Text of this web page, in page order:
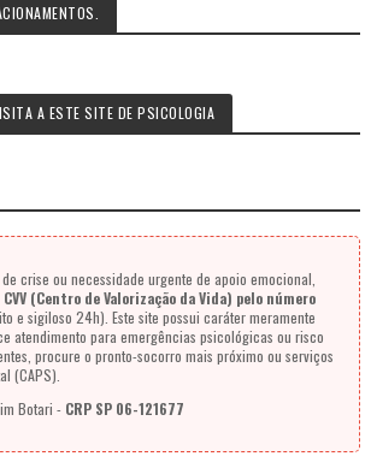
A ESTE SITE DE PSICOLOGIA
crise ou necessidade urgente de apoio emocional,
CVV (Centro de Valorização da Vida) pelo número
e sigiloso 24h). Este site possui caráter meramente
atendimento para emergências psicológicas ou risco
procure o pronto-socorro mais próximo ou serviços
(CAPS).
Botari - CRP SP 06-121677